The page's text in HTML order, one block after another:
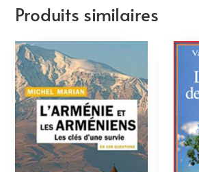
Produits similaires